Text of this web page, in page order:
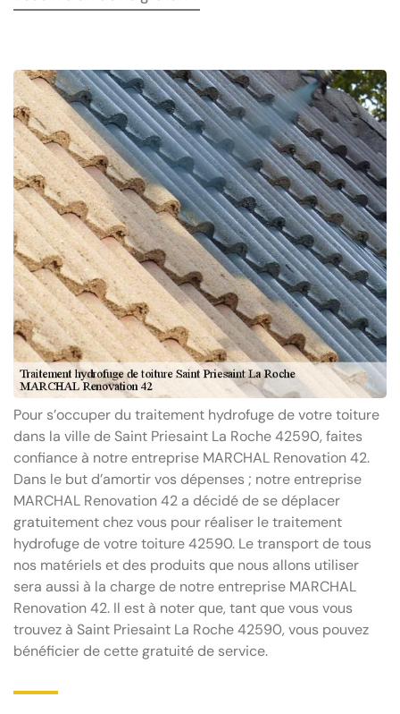
Pour s’occuper du traitement hydrofuge de votre toiture
dans la ville de Saint Priesaint La Roche 42590, faites
confiance à notre entreprise MARCHAL Renovation 42.
Dans le but d’amortir vos dépenses ; notre entreprise
MARCHAL Renovation 42 a décidé de se déplacer
gratuitement chez vous pour réaliser le traitement
hydrofuge de votre toiture 42590. Le transport de tous
nos matériels et des produits que nous allons utiliser
sera aussi à la charge de notre entreprise MARCHAL
Renovation 42. Il est à noter que, tant que vous vous
trouvez à Saint Priesaint La Roche 42590, vous pouvez
bénéficier de cette gratuité de service.